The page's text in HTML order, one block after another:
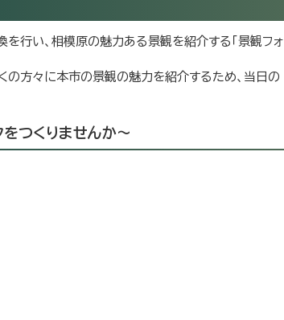
行い、相模原の魅力ある景観を紹介する「景観フォ
の方々に本市の景観の魅力を紹介するため、当日の
をつくりませんか～